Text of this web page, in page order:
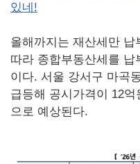
있네!
올해까지는 재산세만 납
따라 종합부동산세를
이다. 서울 강서구 마곡
급등해 공시가격이 12
으로 예상된다.